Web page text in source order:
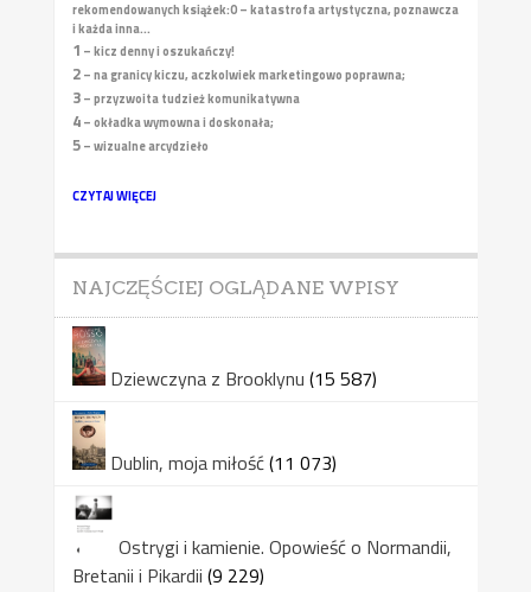
rekomendowanych książek:0 – katastrofa artystyczna, poznawcza
i każda inna...
1 – kicz denny i oszukańczy!
2– na granicy kiczu, aczkolwiek marketingowo poprawna;
3– przyzwoita tudzież komunikatywna
4– okładka wymowna i doskonała;
5– wizualne arcydzieło
CZYTAJ WIĘCEJ
NAJCZĘŚCIEJ OGLĄDANE WPISY
Dziewczyna z Brooklynu (15 587)
Dublin, moja miłość(11 073)
Ostrygi i kamienie. Opowieść o Normandii,
Bretanii i Pikardii (9 229)